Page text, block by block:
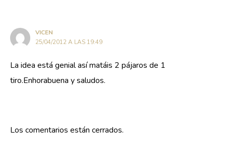
VICEN
25/04/2012 A LAS 19:49
La idea está genial así matáis 2 pájaros de 1
tiro.Enhorabuena y saludos.
Los comentarios están cerrados.